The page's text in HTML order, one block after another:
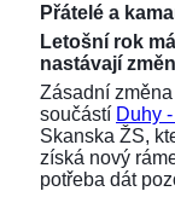
Přátelé a
Letošní rok
nastávají
Zásadní
součástí Duhy
Skanska ŽS,
získá nový
potřeba dát